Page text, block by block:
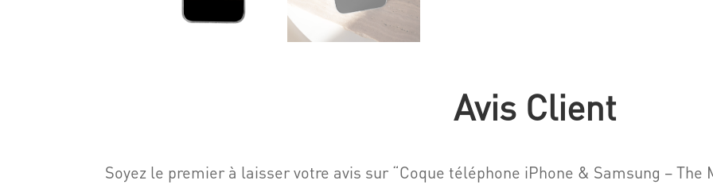
Avis Client
Soyez le premier à laisser votre avis sur “Coque téléphone iPhone & Samsung – The